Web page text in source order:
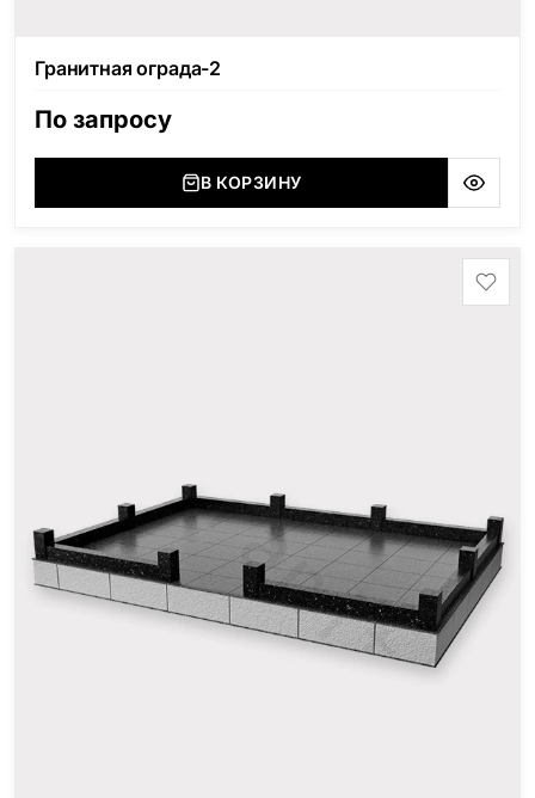
Гранитная ограда-2
По запросу
В КОРЗИНУ